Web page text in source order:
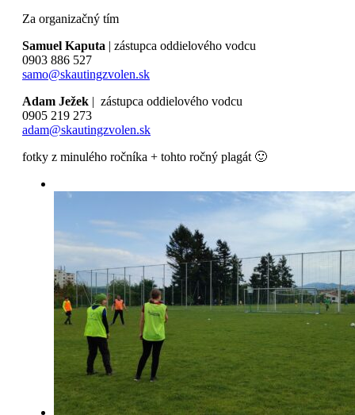
Za organizačný tím
Samuel Kaputa | zástupca oddielového vodcu
0903 886 527
samo@skautingzvolen.sk
Adam Ježek | zástupca oddielového vodcu
0905 219 273
adam@skautingzvolen.sk
fotky z minulého ročníka + tohto ročný plagát 🙂